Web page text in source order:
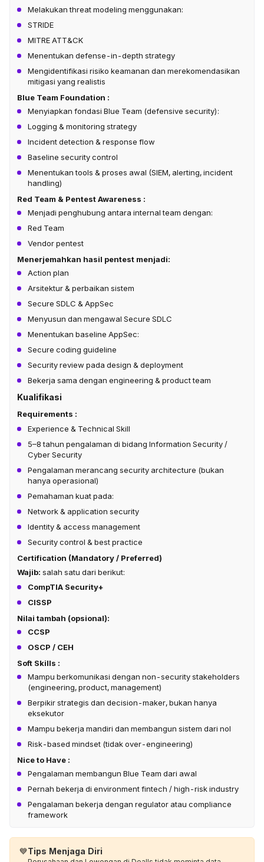
Melakukan threat modeling menggunakan:
STRIDE
MITRE ATT&CK
Menentukan defense-in-depth strategy
Mengidentifikasi risiko keamanan dan merekomendasikan
mitigasi yang realistis
Blue Team Foundation :
Menyiapkan fondasi Blue Team (defensive security):
Logging & monitoring strategy
Incident detection & response flow
Baseline security control
Menentukan tools & proses awal (SIEM, alerting, incident
handling)
Red Team & Pentest Awareness :
Menjadi penghubung antara internal team dengan:
Red Team
Vendor pentest
Menerjemahkan hasil pentest menjadi:
Action plan
Arsitektur & perbaikan sistem
Secure SDLC & AppSec
Menyusun dan mengawal Secure SDLC
Menentukan baseline AppSec:
Secure coding guideline
Security review pada design & deployment
Bekerja sama dengan engineering & product team
Kualifikasi
Requirements :
Experience & Technical Skill
5–8 tahun pengalaman di bidang Information Security /
Cyber Security
Pengalaman merancang security architecture (bukan
hanya operasional)
Pemahaman kuat pada:
Network & application security
Identity & access management
Security control & best practice
Certification (Mandatory / Preferred)
Wajib: salah satu dari berikut:
CompTIA Security+
CISSP
Nilai tambah (opsional):
CCSP
OSCP / CEH
Soft Skills :
Mampu berkomunikasi dengan non-security stakeholders
(engineering, product, management)
Berpikir strategis dan decision-maker, bukan hanya
eksekutor
Mampu bekerja mandiri dan membangun sistem dari nol
Risk-based mindset (tidak over-engineering)
Nice to Have :
Pengalaman membangun Blue Team dari awal
Pernah bekerja di environment fintech / high-risk industry
Pengalaman bekerja dengan regulator atau compliance
framework
💙Tips Menjaga Diri